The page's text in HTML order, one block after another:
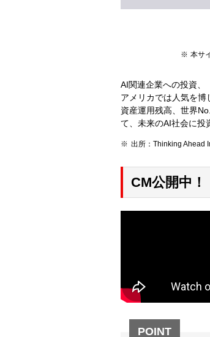
本サ
AI関連企業への投資、
アメリカでは人気を博
資産運用残高、世界
て、未来のAI社会に投
出所：Thinking Ahead
CM公開中！
POINT